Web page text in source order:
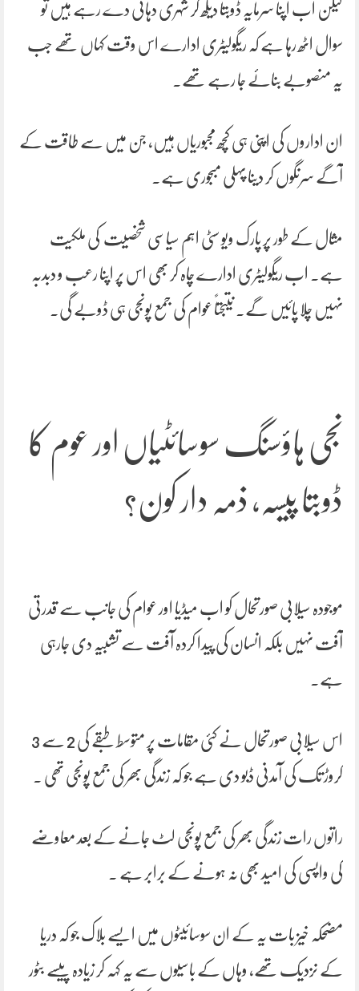
لیکن اب اپنا سرمایہ ڈوبتا دیکھ کر شہری دہائی دے رہے ہیں تو
سوال اٹھ رہا ہے کہ ریگولیٹری ادارے اس وقت کہاں تھے جب
یہ منصوبے بنائے جا رہے تھے۔
ان اداروں کی اپنی ہی کچھ مجبوریاں ہیں، جن میں سے طاقت کے
آگے سرنگوں کر دینا پہلی مبجوری ہے۔
مثال کے طور پر پارک ویو سٹی اہم سیاسی شخصیت کی ملکیت
ہے۔ اب ریگولیٹری ادارے چاہ کر بھی اس پر اپنا رعب و دبدبہ
نہیں چلا پائیں گے۔ نتیجتاً عوام کی جمع پونجی ہی ڈوبے گی۔
نجی ہاؤسنگ سوسائٹیاں اور عوم کا
ڈوبتا پیسہ، ذمہ دار کون؟
موجودہ سیلابی صورتحال کو اب میڈیا اور عوام کی جانب سے قدرتی
آفت نہیں بلکہ انسان کی پیدا کردہ آفت سے تشبیہ دی جارہی
ہے۔
اس سیلابی صورتحال نے کئی مقامات پر متوسط طبقے کی 2 سے 3
کروڑ تک کی آمدنی ڈبو دی ہے جو کہ زندگی بھر کی جمع پونجی تھی ۔
راتوں رات زندگی بھر کی جمع پونجی لٹ جانے کے بعد معاوضے
کی واپسی کی امید بھی نہ ہونے کے برابر ہے ۔
مضحکہ خیز بات یہ کے ان سوسائیٹوں میں ایسے بلاک جو کہ دریا
کے نزدیک تھے، وہاں کے باسیوں سے یہ کہہ کر زیادہ پیسے بٹور